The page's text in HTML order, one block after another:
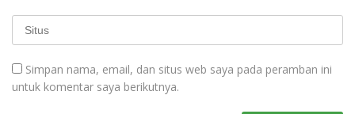
Simpan nama, email, dan situs web saya pada peramban ini
untuk komentar saya berikutnya.